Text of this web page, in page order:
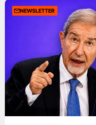
NEWSLETTER